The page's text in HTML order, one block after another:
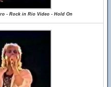
- Rock in Rio Video - Hold On